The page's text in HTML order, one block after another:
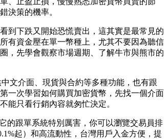
決策的機率。
到下跌又開始恐慌賣出，這其實是最常見的
有資金壓在單一幣種上，尤其不要因為聽信
，先學會觀察市場週期、了解牛市與熊市的
文介面、現貨與合約等多種功能，也有跟
一次學習如何購買加密貨幣，先找一個介面
能只看行銷內容就匆忙決定。
的跟單系統特別厲害，你可以瀏覽交易員排
起）和高流動性，台灣用戶入金方便，提